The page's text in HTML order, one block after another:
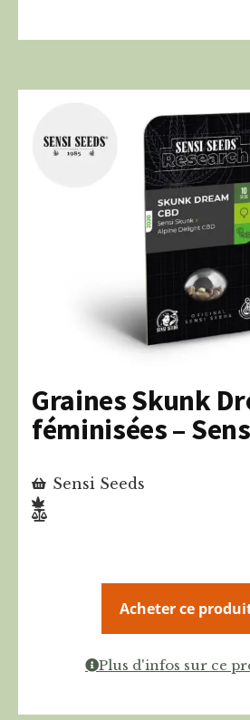
Graines Skunk
féminisées –
Sensi Seeds
Acheter ce
Plus d'infos sur ce